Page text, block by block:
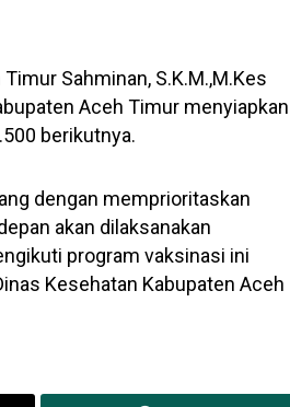
Sahminan, S.K.M.,M.Kes
Aceh Timur menyiapkan
berikutnya.
dengan memprioritaskan
akan dilaksanakan
program vaksinasi ini
Kesehatan Kabupaten Aceh